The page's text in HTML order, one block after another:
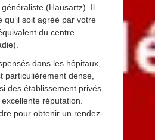
(Hausartz). Il
qu’il soit agréé par votre
du centre
dans les hôpitaux,
particulièrement dense,
des établissement privés,
réputation.
pour obtenir un rendez-